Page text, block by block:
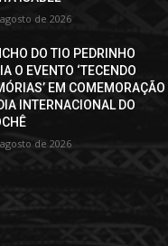
de 2026
DO TIO PEDRINHO
O EVENTO ‘TECENDO
EM COMEMORAÇÃO
INTERNACIONAL DO
de 2026